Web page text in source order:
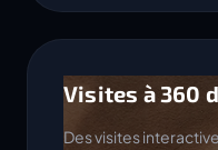
Visites à 360
Des visites